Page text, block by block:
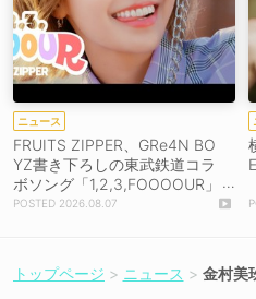
ニュース
FRUITS ZIPPER、GRe4N BO
YZ書き下ろしの東武鉄道コラ
ボソング「1,2,3,FOOOOUR」
をリリース＆MV公開！
2026.08.07
トップページ ニュース
金村美